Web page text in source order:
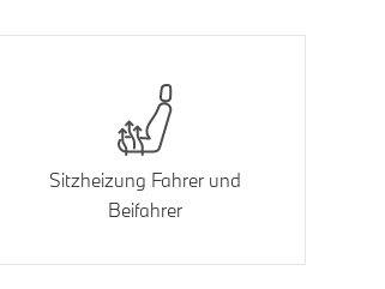
Sitzheizung Fahrer und
Beifahrer